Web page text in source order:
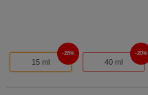
15 ml
28%
40 ml
20%